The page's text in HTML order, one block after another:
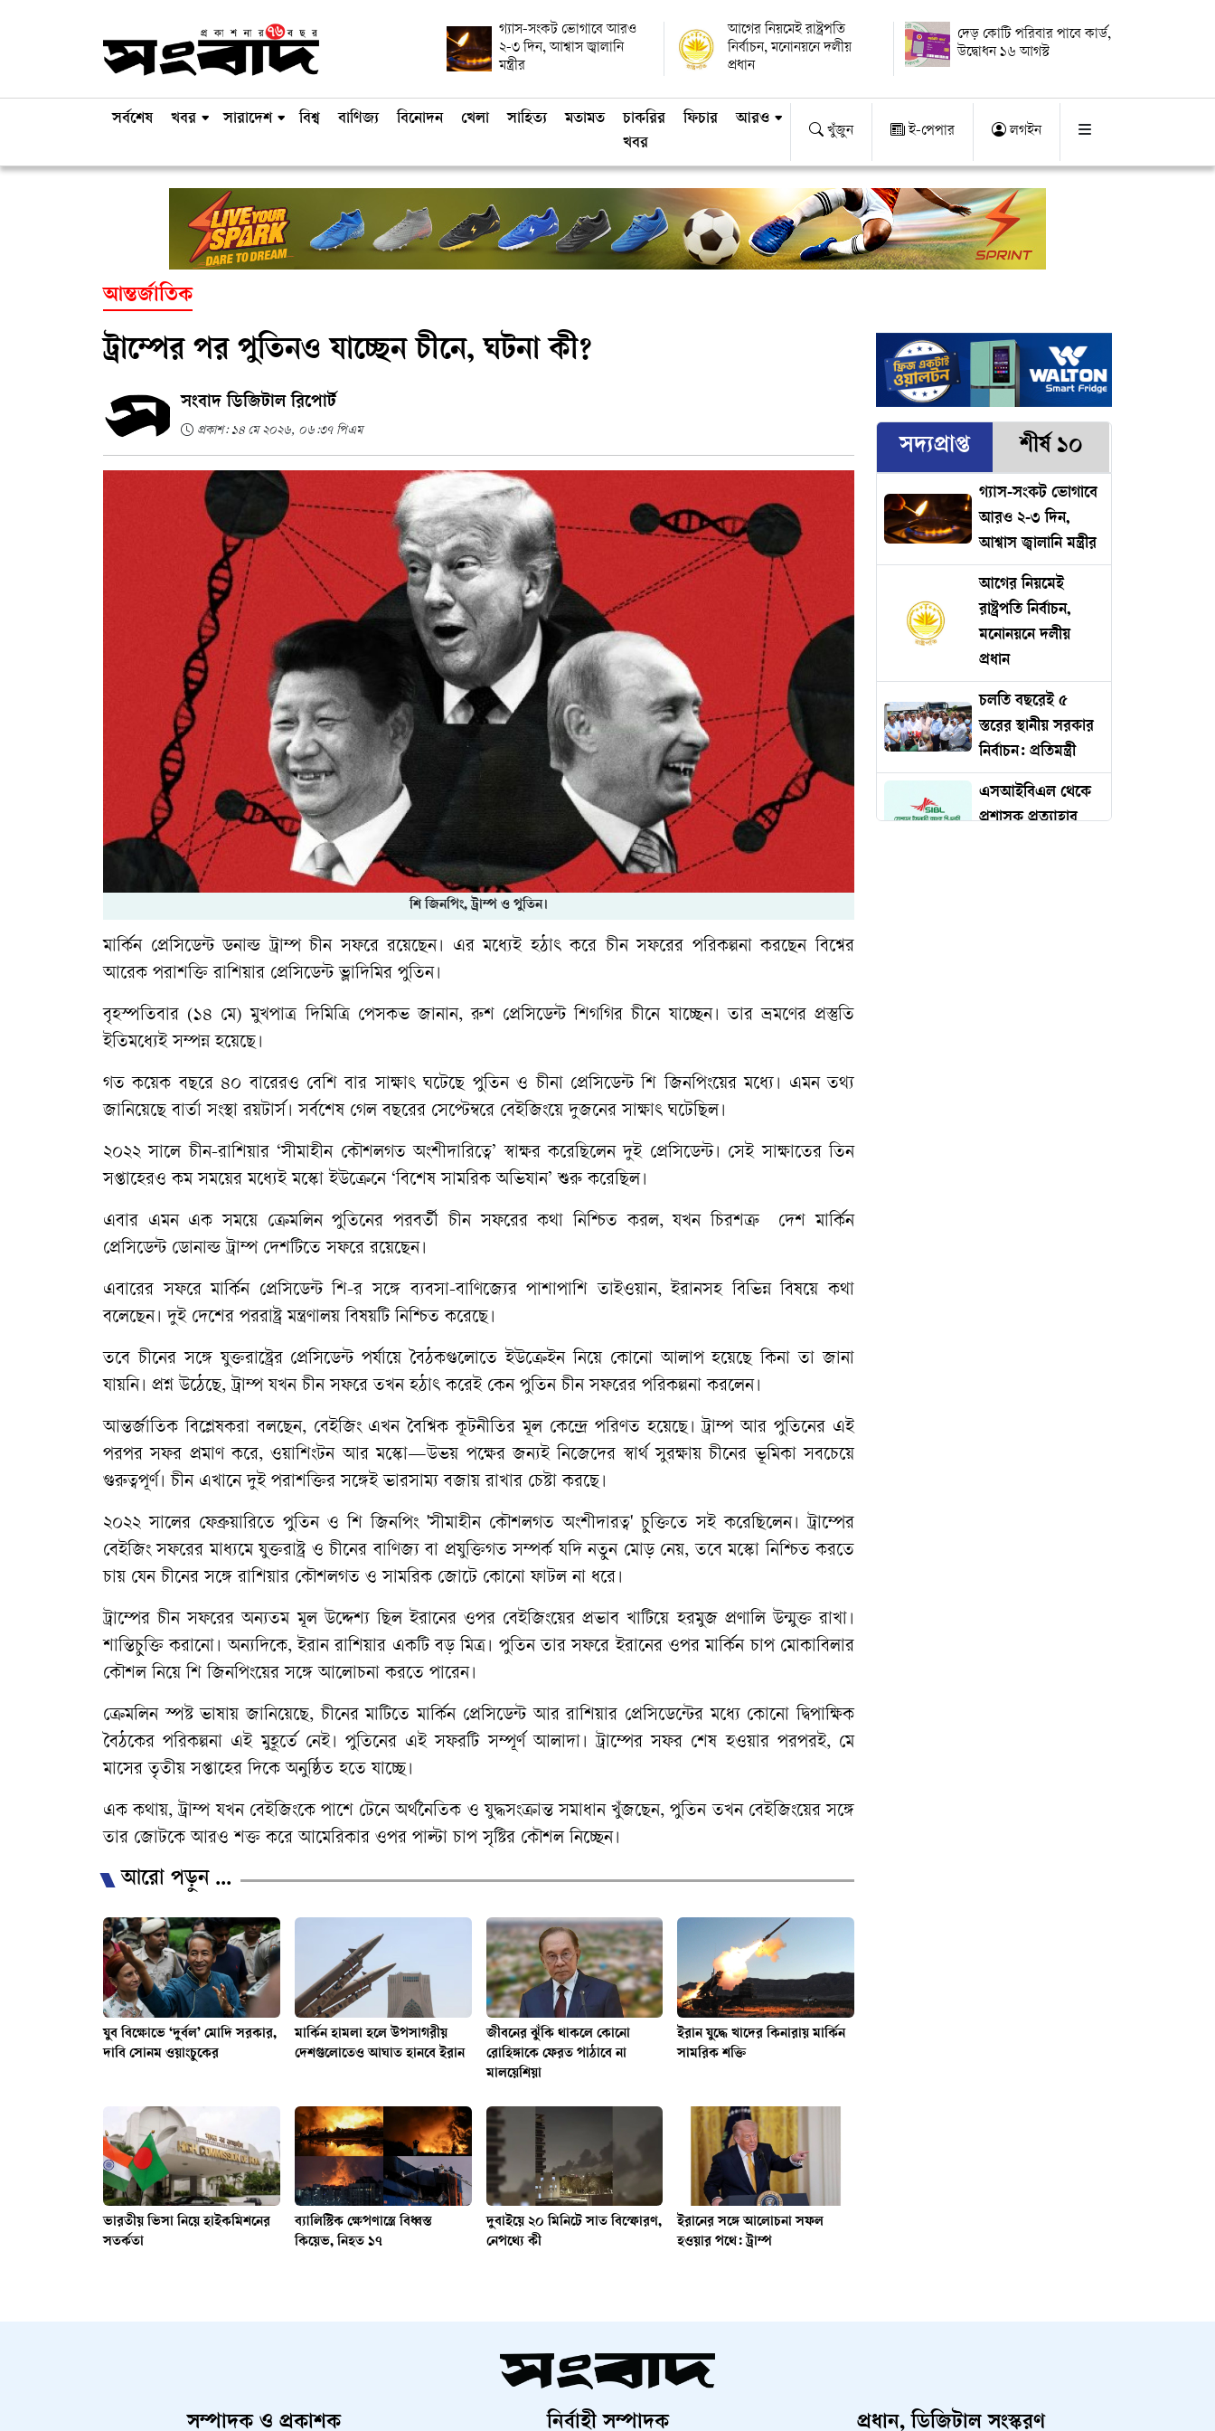
গ্যাস-সংকট ভোগাবে আরও
২-৩ দিন, আশ্বাস জ্বালানি
মন্ত্রীর
আগের নিয়মেই রাষ্ট্রপতি
নির্বাচন, মনোনয়নে দলীয়
প্রধান
দেড় কোটি পরিবার পাবে কার্ড,
উদ্বোধন ১৬ আগস্ট
সর্বশেষ খবর সারাদেশ বিশ্ব বাণিজ্য বিনোদন খেলা সাহিত্য মতামত
চাকরির
খবর
ফিচার আরও
খুঁজুন ই-পেপার লগইন
আন্তর্জাতিক
ট্রাম্পের পর পুতিনও যাচ্ছেন চীনে, ঘটনা কী?
সংবাদ ডিজিটাল রিপোর্ট
প্রকাশ: ১৪ মে ২০২৬, ০৬:৩৭ পিএম
শি জিনপিং, ট্রাম্প ও পুতিন।
মার্কিন প্রেসিডেন্ট ডনাল্ড ট্রাম্প চীন সফরে রয়েছেন। এর মধ্যেই হঠাৎ করে চীন সফরের পরিকল্পনা করছেন বিশ্বের
আরেক পরাশক্তি রাশিয়ার প্রেসিডেন্ট ভ্লাদিমির পুতিন।
বৃহস্পতিবার (১৪ মে) মুখপাত্র দিমিত্রি পেসকভ জানান, রুশ প্রেসিডেন্ট শিগগির চীনে যাচ্ছেন। তার ভ্রমণের প্রস্তুতি
ইতিমধ্যেই সম্পন্ন হয়েছে।
গত কয়েক বছরে ৪০ বারেরও বেশি বার সাক্ষাৎ ঘটেছে পুতিন ও চীনা প্রেসিডেন্ট শি জিনপিংয়ের মধ্যে। এমন তথ্য
জানিয়েছে বার্তা সংস্থা রয়টার্স। সর্বশেষ গেল বছরের সেপ্টেম্বরে বেইজিংয়ে দুজনের সাক্ষাৎ ঘটেছিল।
২০২২ সালে চীন-রাশিয়ার ‘সীমাহীন কৌশলগত অংশীদারিত্বে’ স্বাক্ষর করেছিলেন দুই প্রেসিডেন্ট। সেই সাক্ষাতের তিন
সপ্তাহেরও কম সময়ের মধ্যেই মস্কো ইউক্রেনে ‘বিশেষ সামরিক অভিযান’ শুরু করেছিল।
এবার এমন এক সময়ে ক্রেমলিন পুতিনের পরবর্তী চীন সফরের কথা নিশ্চিত করল, যখন চিরশত্রু দেশ মার্কিন
প্রেসিডেন্ট ডোনাল্ড ট্রাম্প দেশটিতে সফরে রয়েছেন।
এবারের সফরে মার্কিন প্রেসিডেন্ট শি-র সঙ্গে ব্যবসা-বাণিজ্যের পাশাপাশি তাইওয়ান, ইরানসহ বিভিন্ন বিষয়ে কথা
বলেছেন। দুই দেশের পররাষ্ট্র মন্ত্রণালয় বিষয়টি নিশ্চিত করেছে।
তবে চীনের সঙ্গে যুক্তরাষ্ট্রের প্রেসিডেন্ট পর্যায়ে বৈঠকগুলোতে ইউক্রেইন নিয়ে কোনো আলাপ হয়েছে কিনা তা জানা
যায়নি। প্রশ্ন উঠেছে, ট্রাম্প যখন চীন সফরে তখন হঠাৎ করেই কেন পুতিন চীন সফরের পরিকল্পনা করলেন।
আন্তর্জাতিক বিশ্লেষকরা বলছেন, বেইজিং এখন বৈশ্বিক কূটনীতির মূল কেন্দ্রে পরিণত হয়েছে। ট্রাম্প আর পুতিনের এই
পরপর সফর প্রমাণ করে, ওয়াশিংটন আর মস্কো—উভয় পক্ষের জন্যই নিজেদের স্বার্থ সুরক্ষায় চীনের ভূমিকা সবচেয়ে
গুরুত্বপূর্ণ। চীন এখানে দুই পরাশক্তির সঙ্গেই ভারসাম্য বজায় রাখার চেষ্টা করছে।
২০২২ সালের ফেব্রুয়ারিতে পুতিন ও শি জিনপিং 'সীমাহীন কৌশলগত অংশীদারত্ব' চুক্তিতে সই করেছিলেন। ট্রাম্পের
বেইজিং সফরের মাধ্যমে যুক্তরাষ্ট্র ও চীনের বাণিজ্য বা প্রযুক্তিগত সম্পর্ক যদি নতুন মোড় নেয়, তবে মস্কো নিশ্চিত করতে
চায় যেন চীনের সঙ্গে রাশিয়ার কৌশলগত ও সামরিক জোটে কোনো ফাটল না ধরে।
ট্রাম্পের চীন সফরের অন্যতম মূল উদ্দেশ্য ছিল ইরানের ওপর বেইজিংয়ের প্রভাব খাটিয়ে হরমুজ প্রণালি উন্মুক্ত রাখা।
শান্তিচুক্তি করানো। অন্যদিকে, ইরান রাশিয়ার একটি বড় মিত্র। পুতিন তার সফরে ইরানের ওপর মার্কিন চাপ মোকাবিলার
কৌশল নিয়ে শি জিনপিংয়ের সঙ্গে আলোচনা করতে পারেন।
ক্রেমলিন স্পষ্ট ভাষায় জানিয়েছে, চীনের মাটিতে মার্কিন প্রেসিডেন্ট আর রাশিয়ার প্রেসিডেন্টের মধ্যে কোনো দ্বিপাক্ষিক
বৈঠকের পরিকল্পনা এই মুহূর্তে নেই। পুতিনের এই সফরটি সম্পূর্ণ আলাদা। ট্রাম্পের সফর শেষ হওয়ার পরপরই, মে
মাসের তৃতীয় সপ্তাহের দিকে অনুষ্ঠিত হতে যাচ্ছে।
এক কথায়, ট্রাম্প যখন বেইজিংকে পাশে টেনে অর্থনৈতিক ও যুদ্ধসংক্রান্ত সমাধান খুঁজছেন, পুতিন তখন বেইজিংয়ের সঙ্গে
তার জোটকে আরও শক্ত করে আমেরিকার ওপর পাল্টা চাপ সৃষ্টির কৌশল নিচ্ছেন।
আরো পড়ুন ...
যুব বিক্ষোভে ‘দুর্বল’ মোদি সরকার,
দাবি সোনম ওয়াংচুকের
মার্কিন হামলা হলে উপসাগরীয়
দেশগুলোতেও আঘাত হানবে ইরান
জীবনের ঝুঁকি থাকলে কোনো
রোহিঙ্গাকে ফেরত পাঠাবে না
মালয়েশিয়া
ইরান যুদ্ধে খাদের কিনারায় মার্কিন
সামরিক শক্তি
ভারতীয় ভিসা নিয়ে হাইকমিশনের
সতর্কতা
ব্যালিস্টিক ক্ষেপণাস্ত্রে বিধ্বস্ত
কিয়েভ, নিহত ১৭
দুবাইয়ে ২০ মিনিটে সাত বিস্ফোরণ,
নেপথ্যে কী
ইরানের সঙ্গে আলোচনা সফল
হওয়ার পথে: ট্রাম্প
সদ্যপ্রাপ্ত শীর্ষ ১০
গ্যাস-সংকট ভোগাবে
আরও ২-৩ দিন,
আশ্বাস জ্বালানি মন্ত্রীর
আগের নিয়মেই
রাষ্ট্রপতি নির্বাচন,
মনোনয়নে দলীয়
প্রধান
চলতি বছরেই ৫
স্তরের স্থানীয় সরকার
নির্বাচন: প্রতিমন্ত্রী
এসআইবিএল থেকে
প্রশাসক প্রত্যাহার
সম্পাদক ও প্রকাশক নির্বাহী সম্পাদক প্রধান, ডিজিটাল সংস্করণ